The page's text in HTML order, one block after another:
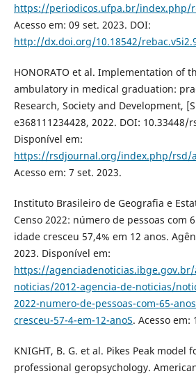
https://periodicos.ufpa.br/index.php/
Acesso em: 09 set. 2023. DOI:
http://dx.doi.org/10.18542/
HONORATO et al. Implementation of
ambulatory in medical graduation:
Research, Society and Development,
e368111234428, 2022. DOI: 10.33448/
Disponível em:
https://rsdjournal.org/index.php/rsd/
Acesso em: 7 set. 2023.
Instituto Brasileiro de Geografia e
Censo 2022: número de pessoas com
idade cresceu 57,4% em 12 anos.
2023. Disponível em:
https://agenciadenoticias.ibge.gov.br/
noticias/2012-agencia-de-noticias/
2022-numero-de-pessoas-com-65-
cresceu-57-4-em-12-anoS. Acesso em:
KNIGHT, B. G. et al. Pikes Peak model
professional geropsychology.